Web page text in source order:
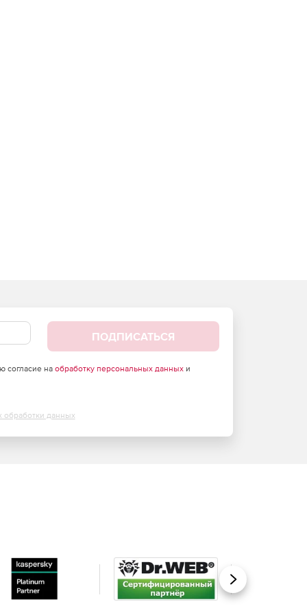
ПОДПИСАТЬСЯ
согласие на обработку персональных данныхи
обработки данных
Вперед